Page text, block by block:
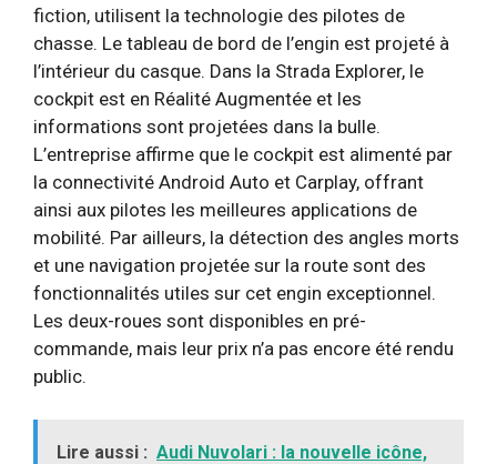
fiction, utilisent la technologie des pilotes de
chasse. Le tableau de bord de l’engin est projeté à
l’intérieur du casque. Dans la Strada Explorer, le
cockpit est en Réalité Augmentée et les
informations sont projetées dans la bulle.
L’entreprise affirme que le cockpit est alimenté par
la connectivité Android Auto et Carplay, offrant
ainsi aux pilotes les meilleures applications de
mobilité. Par ailleurs, la détection des angles morts
et une navigation projetée sur la route sont des
fonctionnalités utiles sur cet engin exceptionnel.
Les deux-roues sont disponibles en pré-
commande, mais leur prix n’a pas encore été rendu
public.
Lire aussi : Audi Nuvolari : la nouvelle icône,